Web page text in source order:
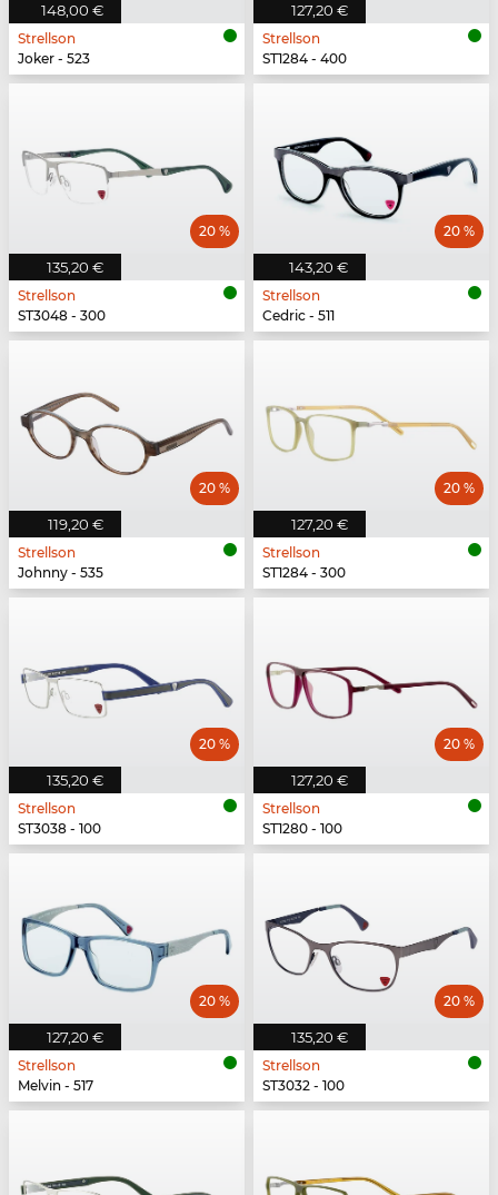
148,00 €
Strellson
Joker - 523
127,20 €
Strellson
ST1284 - 400
135,20 €
20 %
Strellson
ST3048 - 300
143,20 €
20 %
Strellson
Cedric - 511
119,20 €
20 %
Strellson
Johnny - 535
127,20 €
20 %
Strellson
ST1284 - 300
135,20 €
20 %
Strellson
ST3038 - 100
127,20 €
20 %
Strellson
ST1280 - 100
127,20 €
20 %
Strellson
Melvin - 517
135,20 €
20 %
Strellson
ST3032 - 100